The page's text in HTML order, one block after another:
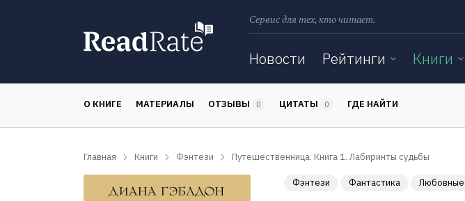
Сервис для тех, кто читает.
Новости Рейтинги Книги
О КНИГЕ МАТЕРИАЛЫ ОТЗЫВЫ 0 ЦИТАТЫ 0 ГДЕ НАЙТИ
Главная Книги Фэнтези Путешественница. Книга 1. Лабиринты судьбы
Фэнтези Фантастика